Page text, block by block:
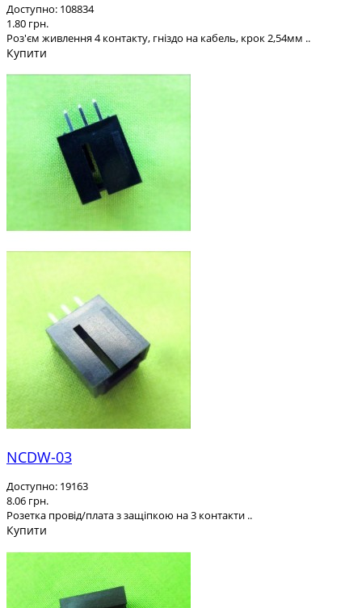
Доступно: 108834
1.80 грн.
Роз'єм живлення 4 контакту, гніздо на кабель, крок 2,54мм ..
Купити
NCDW-03
Доступно: 19163
8.06 грн.
Розетка провід/плата з защіпкою на 3 контакти ..
Купити